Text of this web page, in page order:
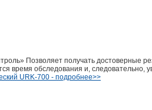
Позволяет получать достоверные
время обследования и, следовательно,
URK-700 - подробнее>>